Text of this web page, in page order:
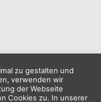
zu gestalten und
verwenden wir
der Webseite
Cookies zu. In unserer